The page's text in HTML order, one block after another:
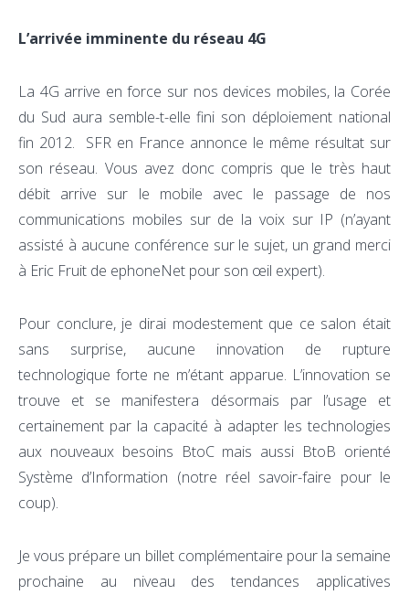
L’arrivée imminente du réseau 4G
La 4G arrive en force sur nos devices mobiles, la Corée
du Sud aura semble-t-elle fini son déploiement national
fin 2012. SFR en France annonce le même résultat sur
son réseau. Vous avez donc compris que le très haut
débit arrive sur le mobile avec le passage de nos
communications mobiles sur de la voix sur IP (n’ayant
assisté à aucune conférence sur le sujet, un grand merci
à Eric Fruit de ephoneNet pour son œil expert).
Pour conclure, je dirai modestement que ce salon était
sans surprise, aucune innovation de rupture
technologique forte ne m’étant apparue. L’innovation se
trouve et se manifestera désormais par l’usage et
certainement par la capacité à adapter les technologies
aux nouveaux besoins BtoC mais aussi BtoB orienté
Système d’Information (notre réel savoir-faire pour le
coup).
Je vous prépare un billet complémentaire pour la semaine
prochaine au niveau des tendances applicatives